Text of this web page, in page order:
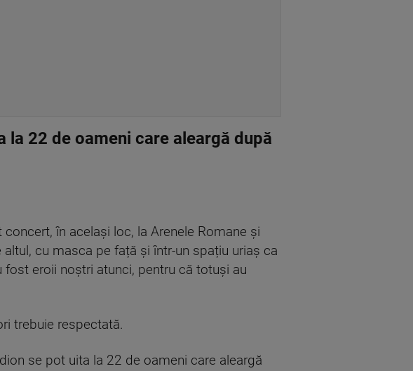
la 22 de oameni care aleargă după
în același loc, la Arenele Romane și
cu masca pe față și într-un spațiu uriaș ca
fost eroii noștri atunci, pentru că totuși au
trebuie respectată.
se pot uita la 22 de oameni care aleargă